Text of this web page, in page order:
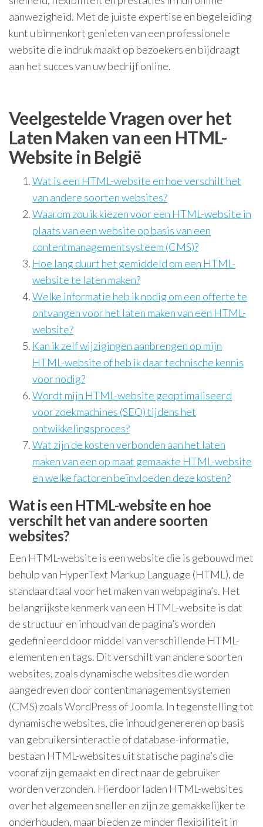
aanwezigheid. Met de juiste expertise en begeleiding
kunt u binnenkort genieten van een professionele
website die indruk maakt op bezoekers en bijdraagt
aan het succes van uw bedrijf online.
Veelgestelde Vragen over het
Laten Maken van een HTML-
Website in België
Wat is een HTML-website en hoe verschilt het
van andere soorten websites?
Waarom zou ik kiezen voor een HTML-website in
plaats van een website op basis van een
contentmanagementsysteem (CMS)?
Hoe lang duurt het gemiddeld om een HTML-
website te laten maken?
Welke informatie heb ik nodig om een offerte te
ontvangen voor het laten maken van een HTML-
website?
Kan ik zelf wijzigingen aanbrengen op mijn
HTML-website of heb ik daar technische kennis
voor nodig?
Wordt mijn HTML-website geoptimaliseerd
voor zoekmachines (SEO) tijdens het
ontwikkelingsproces?
Wat zijn de kosten verbonden aan het laten
maken van een op maat gemaakte HTML-website
en welke factoren beïnvloeden deze kosten?
Wat is een HTML-website en hoe
verschilt het van andere soorten
websites?
Een HTML-website is een website die is gebouwd met
behulp van HyperText Markup Language (HTML), de
standaardtaal voor het maken van webpagina’s. Het
belangrijkste kenmerk van een HTML-website is dat
de structuur en inhoud van de pagina’s worden
gedefinieerd door middel van verschillende HTML-
elementen en tags. Dit verschilt van andere soorten
websites, zoals dynamische websites die worden
aangedreven door contentmanagementsystemen
(CMS) zoals WordPress of Joomla. In tegenstelling tot
dynamische websites, die inhoud genereren op basis
van gebruikersinteractie of database-informatie,
bestaan HTML-websites uit statische pagina’s die
vooraf zijn gemaakt en direct naar de gebruiker
worden verzonden. Hierdoor laden HTML-websites
over het algemeen sneller en zijn ze gemakkelijker te
onderhouden, maar bieden ze minder flexibiliteit in